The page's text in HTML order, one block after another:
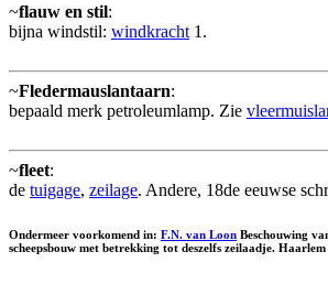
~flauw en stil:
bijna windstil: windkracht 1.
~Fledermauslantaarn:
bepaald merk petroleumlamp. Zie
~fleet:
de tuigage, zeilage. Andere, 18de eeuwse
Ondermeer voorkomend in: F.N. van Loon Beschouwing
scheepsbouw met betrekking tot deszelfs zeilaadje.